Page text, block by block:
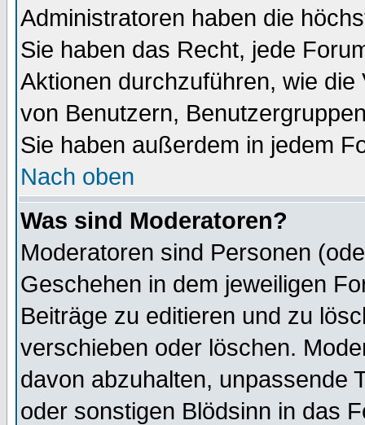
Administratoren haben die
Sie haben das Recht, jede
Aktionen durchzuführen, wie
von Benutzern,
Sie haben außerdem in jedem
Nach oben
Was sind Moderatoren?
Moderatoren sind Personen
Geschehen in dem jeweiligen
Beiträge zu editieren und zu
verschieben oder löschen.
davon abzuhalten, unpassende
oder sonstigen Blödsinn in das